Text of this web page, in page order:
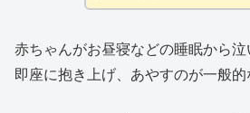
赤ちゃんがお昼寝などの睡眠から泣
即座に抱き上げ、あやすのが一般的